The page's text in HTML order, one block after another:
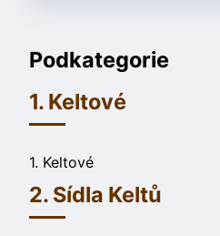
Podkategorie
1. Keltové
1. Keltové
2. Sídla Keltů